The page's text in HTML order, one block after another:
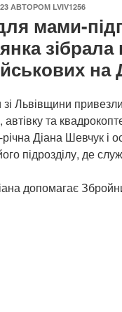
АВТОРОМ LVIV1256
мами-
на
Львівщини
та
Діана Шевчук і
підрозділу, де
допомагає